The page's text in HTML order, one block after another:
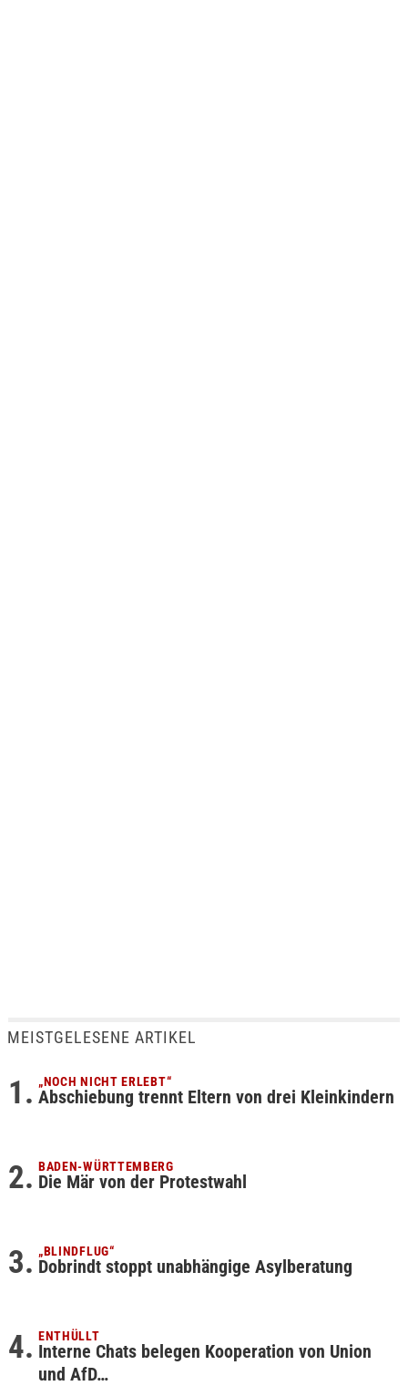
MEISTGELESENE ARTIKEL
„NOCH NICHT ERLEBT“
Abschiebung trennt Eltern von drei Kleinkindern
BADEN-WÜRTTEMBERG
Die Mär von der Protestwahl
„BLINDFLUG“
Dobrindt stoppt unabhängige Asylberatung
ENTHÜLLT
Interne Chats belegen Kooperation von Union
und AfD…